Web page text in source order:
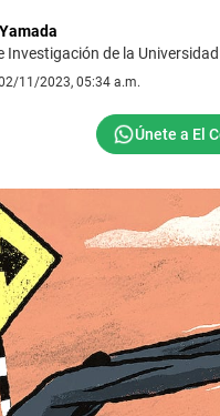
Investigación de la
11/2023, 05:34 a.m.